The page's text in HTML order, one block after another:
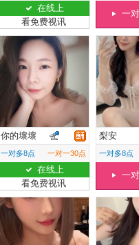
在线上
看免费视讯
一
你的壞壞
一对多8点 一对一30点
在线上
看免费视讯
梨安
一对多8点
一